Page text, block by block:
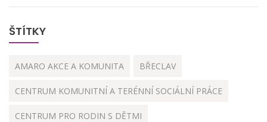
ŠTÍTKY
AMARO AKCE A KOMUNITA BŘECLAV
CENTRUM KOMUNITNÍ A TERÉNNÍ SOCIÁLNÍ PRÁCE
CENTRUM PRO RODIN S DĚTMI